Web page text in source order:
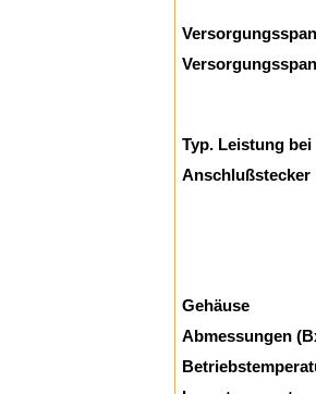
Typ. Leistung
Anschlußstecker
Gehäuse
Abmessungen